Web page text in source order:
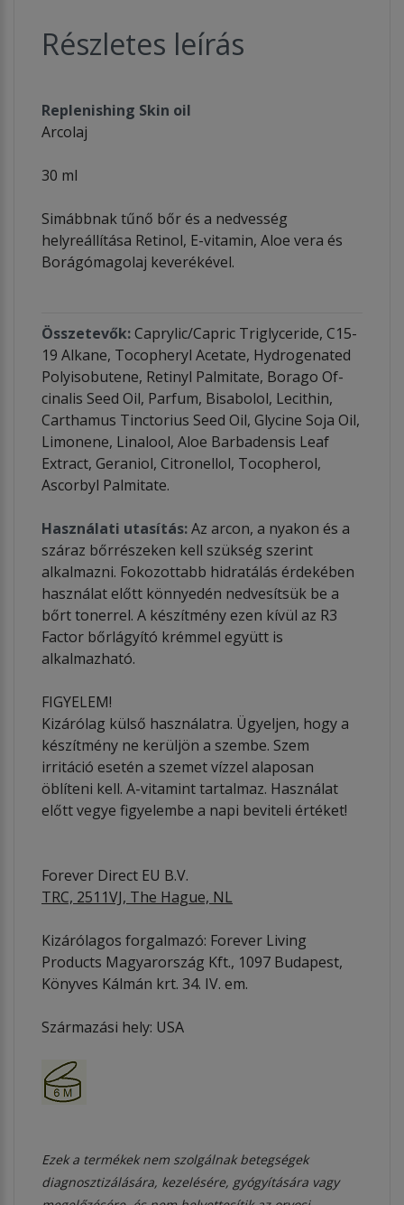
Részletes leírás
Replenishing Skin oil
Arcolaj
30 ml
Simábbnak tűnő bőr és a nedvesség
helyreállítása Retinol, E-vitamin, Aloe vera és
Borágómagolaj keverékével.
Összetevők:Caprylic/Capric Triglyceride, C15-
19 Alkane, Tocopheryl Acetate, Hydrogenated
Polyisobutene, Retinyl Palmitate, Borago Of­
cinalis Seed Oil, Parfum, Bisabolol, Lecithin,
Carthamus Tinctorius Seed Oil, Glycine Soja Oil,
Limonene, Linalool, Aloe Barbadensis Leaf
Extract, Geraniol, Citronellol, Tocopherol,
Ascorbyl Palmitate.
Használati utasítás:Az arcon, a nyakon és a
száraz bőrrészeken kell szükség szerint
alkalmazni. Fokozottabb hidratálás érdekében
használat előtt könnyedén nedvesítsük be a
bőrt tonerrel. A készítmény ezen kívül az R3
Factor bőrlágyító krémmel együtt is
alkalmazható.
FIGYELEM!
Kizárólag külső használatra. Ügyeljen, hogy a
készítmény ne kerüljön a szembe. Szem
irritáció esetén a szemet vízzel alaposan
öblíteni kell. A-vitamint tartalmaz. Használat
előtt vegye figyelembe a napi beviteli értéket!
Forever Direct EU B.V.
TRC, 2511VJ, The Hague, NL
Kizárólagos forgalmazó: Forever Living
Products Magyarország Kft., 1097 Budapest,
Könyves Kálmán krt. 34. IV. em.
Származási hely: USA
Ezek a termékek nem szolgálnak betegségek
diagnosztizálására, kezelésére, gyógyítására vagy